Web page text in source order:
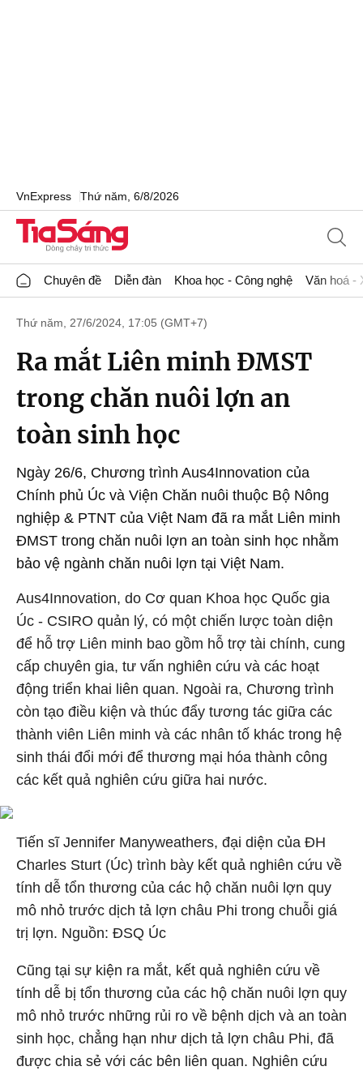
VnExpress Thứ năm, 6/8/2026
Chuyên đề Diễn đàn Khoa học - Công nghệ Văn hoá -
Thứ năm, 27/6/2024, 17:05 (GMT+7)
Ra mắt Liên minh ĐMST
trong chăn nuôi lợn an
toàn sinh học
Ngày 26/6, Chương trình Aus4Innovation của
Chính phủ Úc và Viện Chăn nuôi thuộc Bộ Nông
nghiệp & PTNT của Việt Nam đã ra mắt Liên minh
ĐMST trong chăn nuôi lợn an toàn sinh học nhằm
bảo vệ ngành chăn nuôi lợn tại Việt Nam.
Aus4Innovation, do Cơ quan Khoa học Quốc gia
Úc - CSIRO quản lý, có một chiến lược toàn diện
để hỗ trợ Liên minh bao gồm hỗ trợ tài chính, cung
cấp chuyên gia, tư vấn nghiên cứu và các hoạt
động triển khai liên quan. Ngoài ra, Chương trình
còn tạo điều kiện và thúc đẩy tương tác giữa các
thành viên Liên minh và các nhân tố khác trong hệ
sinh thái đổi mới để thương mại hóa thành công
các kết quả nghiên cứu giữa hai nước.
Tiến sĩ Jennifer Manyweathers, đại diện của ĐH
Charles Sturt (Úc) trình bày kết quả nghiên cứu về
tính dễ tổn thương của các hộ chăn nuôi lợn quy
mô nhỏ trước dịch tả lợn châu Phi trong chuỗi giá
trị lợn. Nguồn: ĐSQ Úc
Cũng tại sự kiện ra mắt, kết quả nghiên cứu về
tính dễ bị tổn thương của các hộ chăn nuôi lợn quy
mô nhỏ trước những rủi ro về bệnh dịch và an toàn
sinh học, chẳng hạn như dịch tả lợn châu Phi, đã
được chia sẻ với các bên liên quan. Nghiên cứu